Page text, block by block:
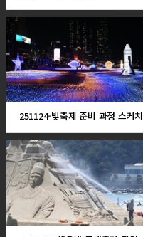
251124-빛축제 준비 과정 스케치